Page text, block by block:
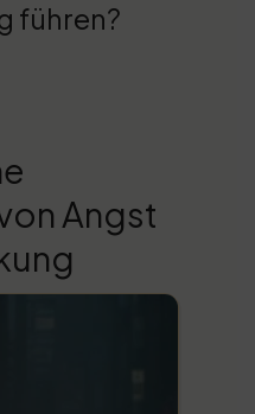
führen?
Angst